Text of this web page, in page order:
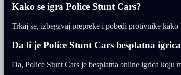
Kako se igra Police Stunt Cars?
Trkaj se, izbegavaj prepreke i pobedi protivnike
Da li je Police Stunt Cars besplatna
Da, Police Stunt Cars je besplatna online igrica koju